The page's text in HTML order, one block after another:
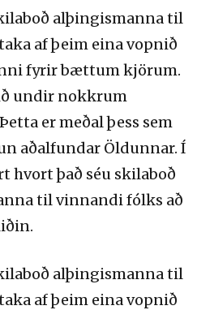
alþingismanna til
af þeim eina vopnið
fyrir bættum kjörum.
undir nokkrum
er meðal þess sem
aðalfundar Öldunnar. Í
hvort það séu skilaboð
til vinnandi fólks að
alþingismanna til
af þeim eina vopnið